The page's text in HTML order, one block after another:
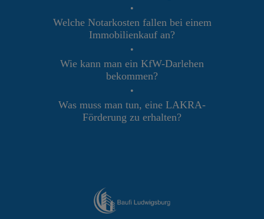
•
Welche Notarkosten fallen bei einem
Immobilienkauf an?
•
Wie kann man ein KfW-Darlehen
bekommen?
•
Was muss man tun, eine LAKRA-
Förderung zu erhalten?